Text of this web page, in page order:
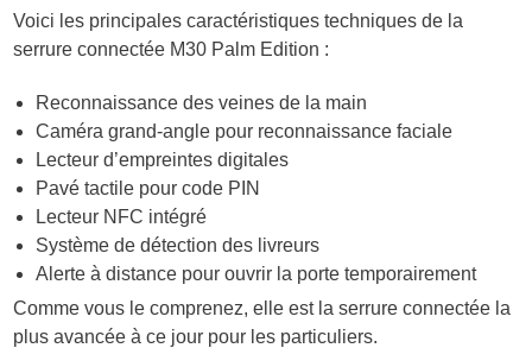
Voici les principales caractéristiques techniques de la
serrure connectée M30 Palm Edition :
Reconnaissance des veines de la main
Caméra grand-angle pour reconnaissance faciale
Lecteur d’empreintes digitales
Pavé tactile pour code PIN
Lecteur NFC intégré
Système de détection des livreurs
Alerte à distance pour ouvrir la porte temporairement
Comme vous le comprenez, elle est la serrure connectée la
plus avancée à ce jour pour les particuliers.